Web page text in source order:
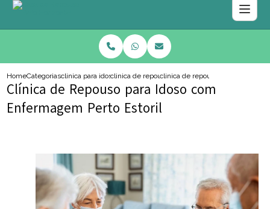
HomeCategoriasclinica para idososclinica de repouso para idoso com alzheimer
clinica de repouso para idoso
Clínica de Repouso para Idoso com
Enfermagem Perto Estoril